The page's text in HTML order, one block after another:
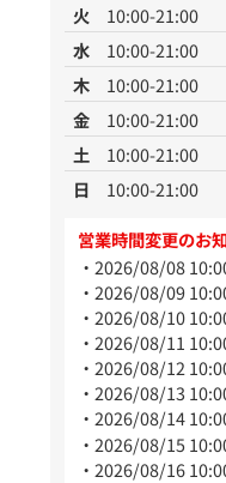
火
10:00-21:00
水
10:00-21:00
木
10:00-21:00
金
10:00-21:00
土
10:00-21:00
日
10:00-21:00
営業時間変更のお
2026/08/08
2026/08/09
2026/08/10
2026/08/11
2026/08/12
2026/08/13
2026/08/14
2026/08/15
2026/08/16